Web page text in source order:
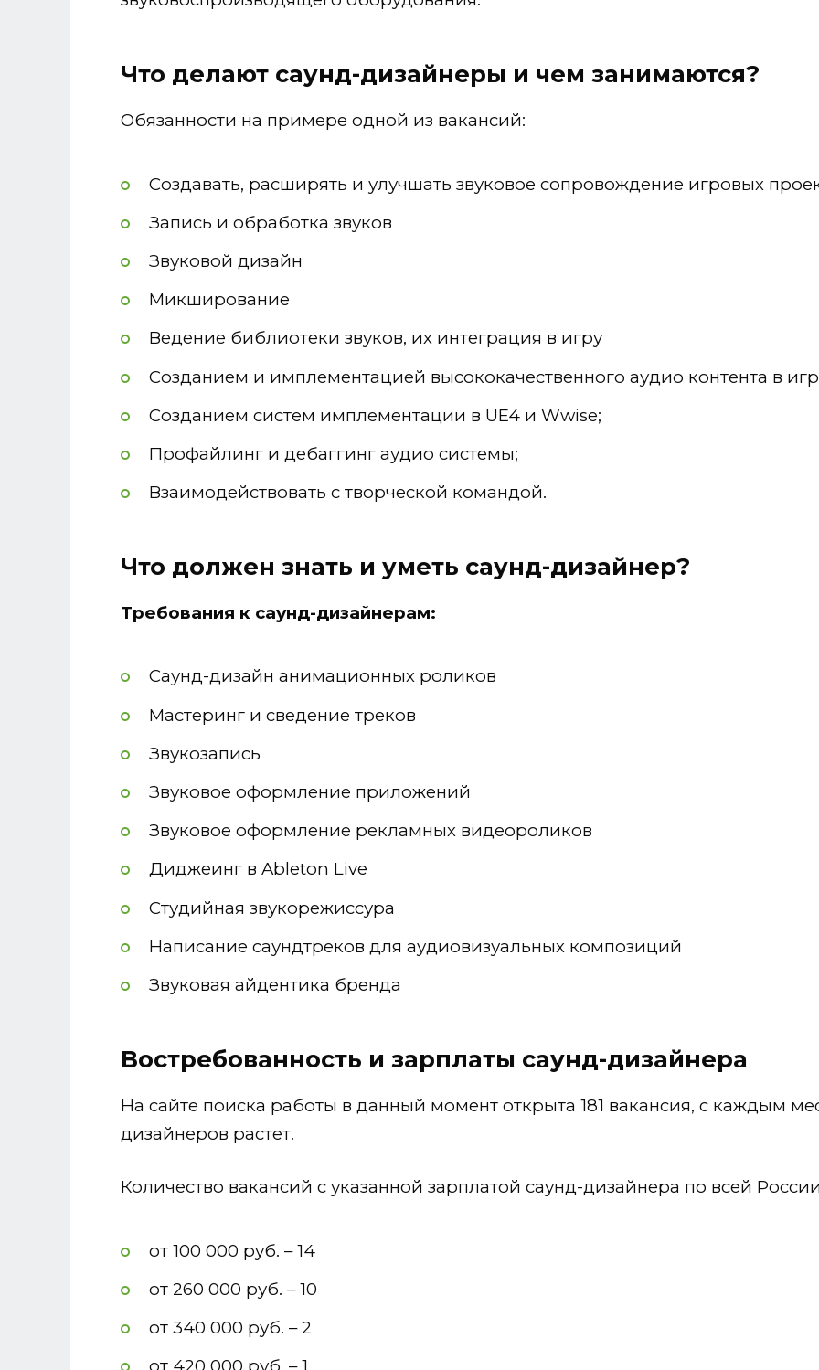
Что делают саунд-дизайнеры и чем занимаются?
Обязанности на примере одной из вакансий:
Создавать, расширять и улучшать звуковое сопровождение игровых
Запись и обработка звуков
Звуковой дизайн
Микширование
Ведение библиотеки звуков, их интеграция в игру
Созданием и имплементацией высококачественного аудио контента в
Созданием систем имплементации в UE4 и Wwise;
Профайлинг и дебаггинг аудио системы;
Взаимодействовать с творческой командой.
Что должен знать и уметь саунд-дизайнер?
Требования к саунд-дизайнерам:
Саунд-дизайн анимационных роликов
Мастеринг и сведение треков
Звукозапись
Звуковое оформление приложений
Звуковое оформление рекламных видеороликов
Диджеинг в Ableton Live
Студийная звукорежиссура
Написание саундтреков для аудиовизуальных композиций
Звуковая айдентика бренда
Востребованность и зарплаты саунд-дизайнера
На сайте поиска работы в данный момент открыта 181 вакансия, с каждым
дизайнеров растет.
Количество вакансий с указанной зарплатой саунд-дизайнера по всей
от 100 000 руб. – 14
от 260 000 руб. – 10
от 340 000 руб. – 2